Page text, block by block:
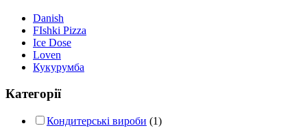
Danish
FIshki Pizza
Ice Dose
Loven
Кукурумба
Категорії
Кондитерські вироби (1)